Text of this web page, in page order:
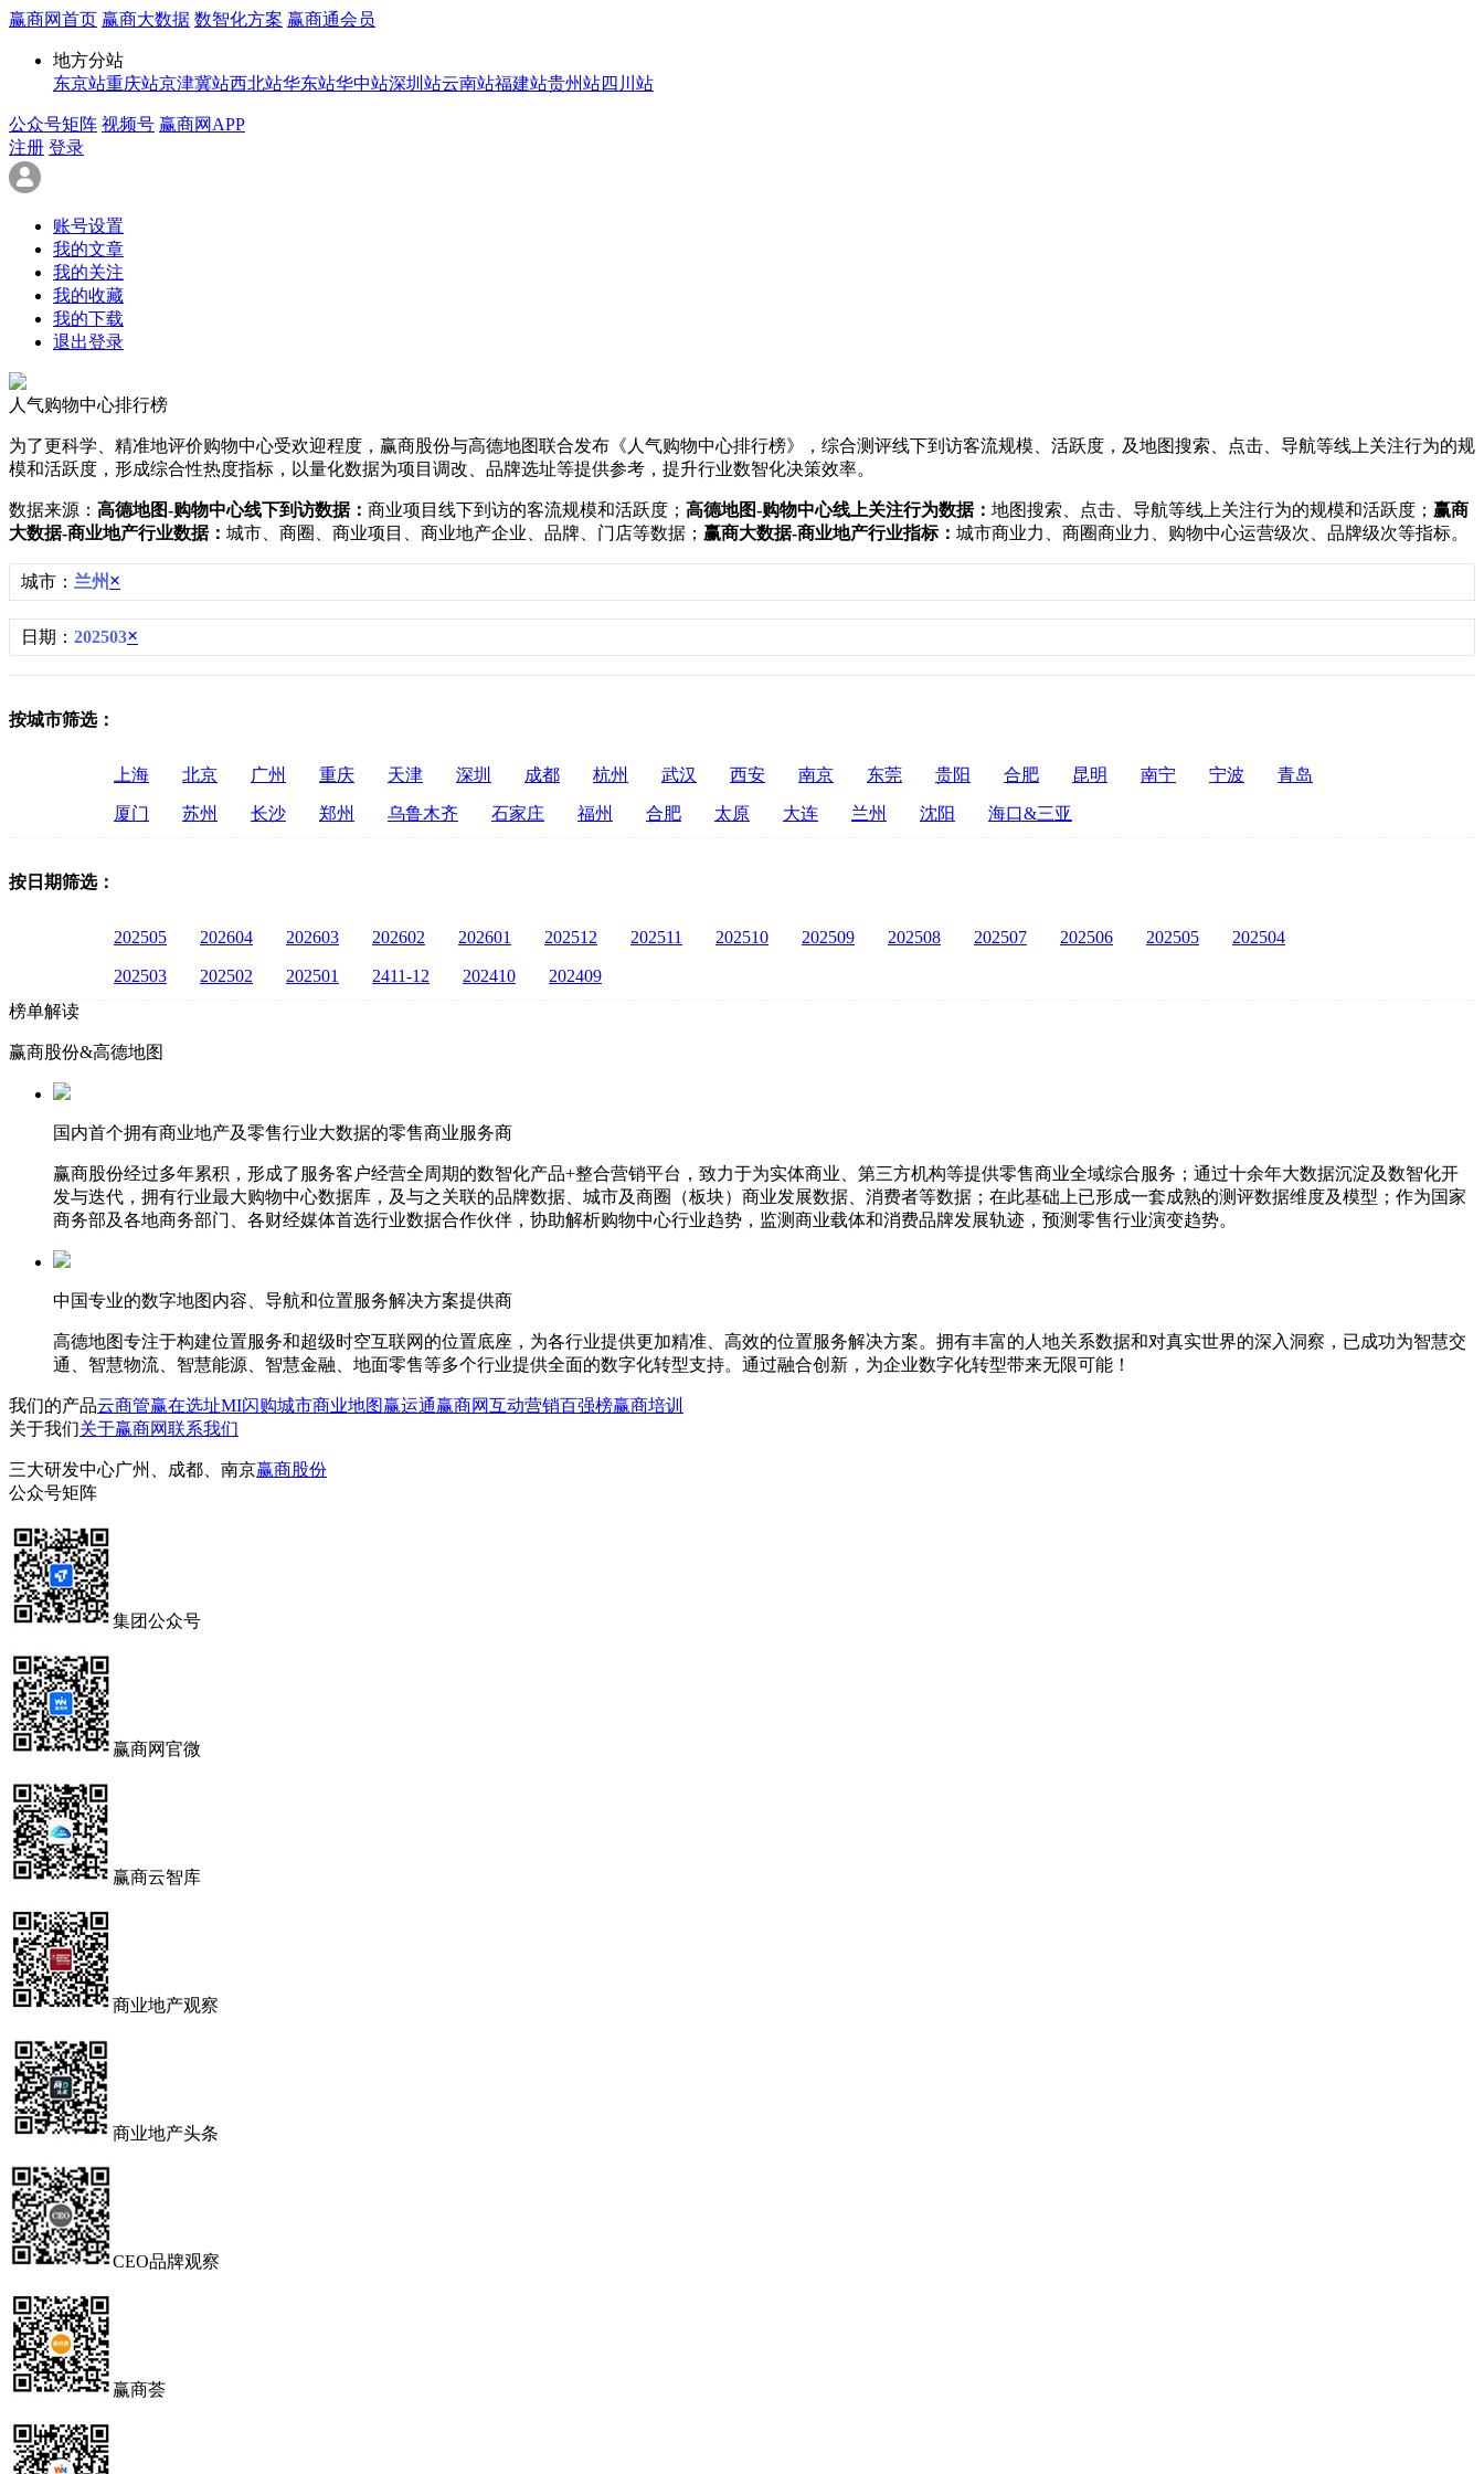
赢商网首页 赢商大数据 数智化方案 赢商通会员
地方分站
东京站重庆站京津冀站西北站华东站华中站深圳站云南站福建站贵州站四川站
公众号矩阵 视频号 赢商网APP
注册 登录
账号设置
我的文章
我的关注
我的收藏
我的下载
退出登录
人气购物中心排行榜
为了更科学、精准地评价购物中心受欢迎程度，赢商股份与高德地图联合发布《人气购物中心排行榜》，综合测评线下到访客流规模、活跃度，及地图搜索、点击、导航等线上关注行为的规
模和活跃度，形成综合性热度指标，以量化数据为项目调改、品牌选址等提供参考，提升行业数智化决策效率。
数据来源： 高德地图-购物中心线下到访数据： 商业项目线下到访的客流规模和活跃度； 高德地图-购物中心线上关注行为数据： 地图搜索、点击、导航等线上关注行为的规模和活跃度； 赢商
大数据-商业地产行业数据： 城市、商圈、商业项目、商业地产企业、品牌、门店等数据； 赢商大数据-商业地产行业指标： 城市商业力、商圈商业力、购物中心运营级次、品牌级次等指标。
城市： 兰州 ×
日期： 202503×
按城市筛选：
上海 北京 广州 重庆 天津 深圳 成都 杭州 武汉 西安 南京 东莞 贵阳 合肥 昆明 南宁 宁波 青岛
厦门 苏州 长沙 郑州 乌鲁木齐 石家庄 福州 合肥 太原 大连 兰州 沈阳 海口&三亚
按日期筛选：
202505 202604 202603 202602 202601 202512 202511 202510 202509 202508 202507 202506 202505 202504
202503 202502 202501 2411-12 202410
202409
榜单解读
赢商股份&高德地图
国内首个拥有商业地产及零售行业大数据的零售商业服务商
赢商股份经过多年累积，形成了服务客户经营全周期的数智化产品+整合营销平台，致力于为实体商业、第三方机构等提供零售商业全域综合服务；通过十余年大数据沉淀及数智化开
发与迭代，拥有行业最大购物中心数据库，及与之关联的品牌数据、城市及商圈（板块）商业发展数据、消费者等数据；在此基础上已形成一套成熟的测评数据维度及模型；作为国家
商务部及各地商务部门、各财经媒体首选行业数据合作伙伴，协助解析购物中心行业趋势，监测商业载体和消费品牌发展轨迹，预测零售行业演变趋势。
中国专业的数字地图内容、导航和位置服务解决方案提供商
高德地图专注于构建位置服务和超级时空互联网的位置底座，为各行业提供更加精准、高效的位置服务解决方案。拥有丰富的人地关系数据和对真实世界的深入洞察，已成功为智慧交
通、智慧物流、智慧能源、智慧金融、地面零售等多个行业提供全面的数字化转型支持。通过融合创新，为企业数字化转型带来无限可能！
我们的产品云商管赢在选址MI闪购城市商业地图赢运通赢商网互动营销百强榜赢商培训
关于我们关于赢商网联系我们
三大研发中心广州、成都、南京赢商股份
公众号矩阵
集团公众号
赢商网官微
赢商云智库
商业地产观察
商业地产头条
CEO品牌观察
赢商荟